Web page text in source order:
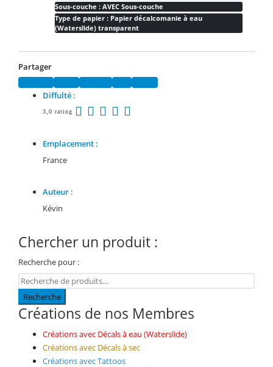
Sous-couche : AVEC Sous-couche
Type de papier : Papier décalcomanie à eau
(Waterslide) transparent
Partager
FacebookTwitterPinterestEmailTumblr
Diffulté :
3,0 rating
Emplacement :
France
Auteur :
Kévin
Chercher un produit :
Recherche pour :
Recherche
Créations de nos Membres
Créations avec Décals à eau (Waterslide)
Créations avec Décals à sec
Créations avec Tattoos